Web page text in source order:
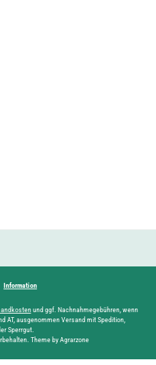
Information
und ggf. Nachnahmegebühren, wenn
AT, ausgenommen Versand mit Spedition,
Sperrgut.
Theme by Agrarzone